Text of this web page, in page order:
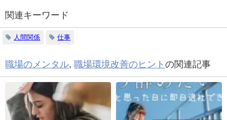
関連キーワード
人間関係 仕事
職場のメンタル 職場環境改善のヒント の関連記事